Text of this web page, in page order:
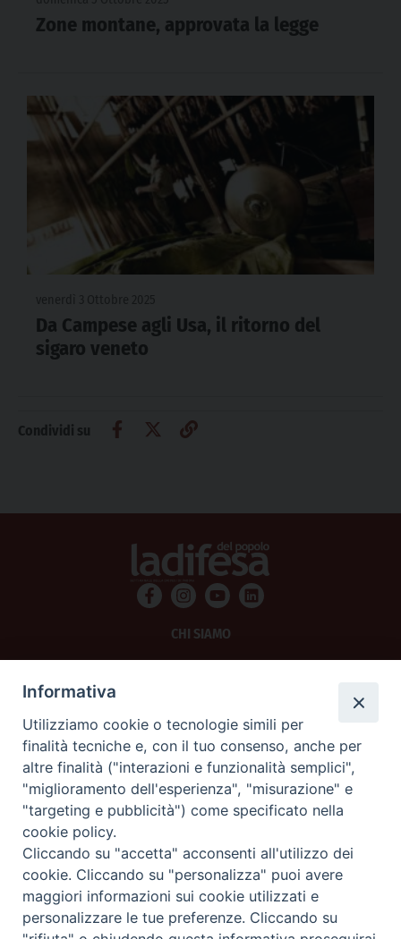
Zone montane, approvata la legge
Da Campese agli Usa, il ritorno del
sigaro veneto
Condividi su
CHI SIAMO
SCRIVICI
La Difesa srl - P.iva 05125420280
La Difesa del Popolo percepisce i contributi pubblici all'editoria.
La Difesa del Popolo, tramite la Fisc (Federazione Italiana Settimanali Cattolici)
ha aderito allo IAP (Istituto dell'Autodisciplina Pubblicitaria) accettando il Codice
di Autodisciplina della Comunicazione Commerciale.
La Difesa del Popolo è una testata registrata presso il Tribunale di Padova
decreto del 15 giugno 1950 al n. 37 del registro periodici.
Informativa
Utilizziamo cookie o tecnologie simili per
finalità tecniche e, con il tuo consenso, anche per
altre finalità ("interazioni e funzionalità semplici",
"miglioramento dell'esperienza", "misurazione" e
"targeting e pubblicità") come specificato nella
cookie policy.
Cliccando su "accetta" acconsenti all'utilizzo dei
cookie. Cliccando su "personalizza" puoi avere
maggiori informazioni sui cookie utilizzati e
personalizzare le tue preferenze. Cliccando su